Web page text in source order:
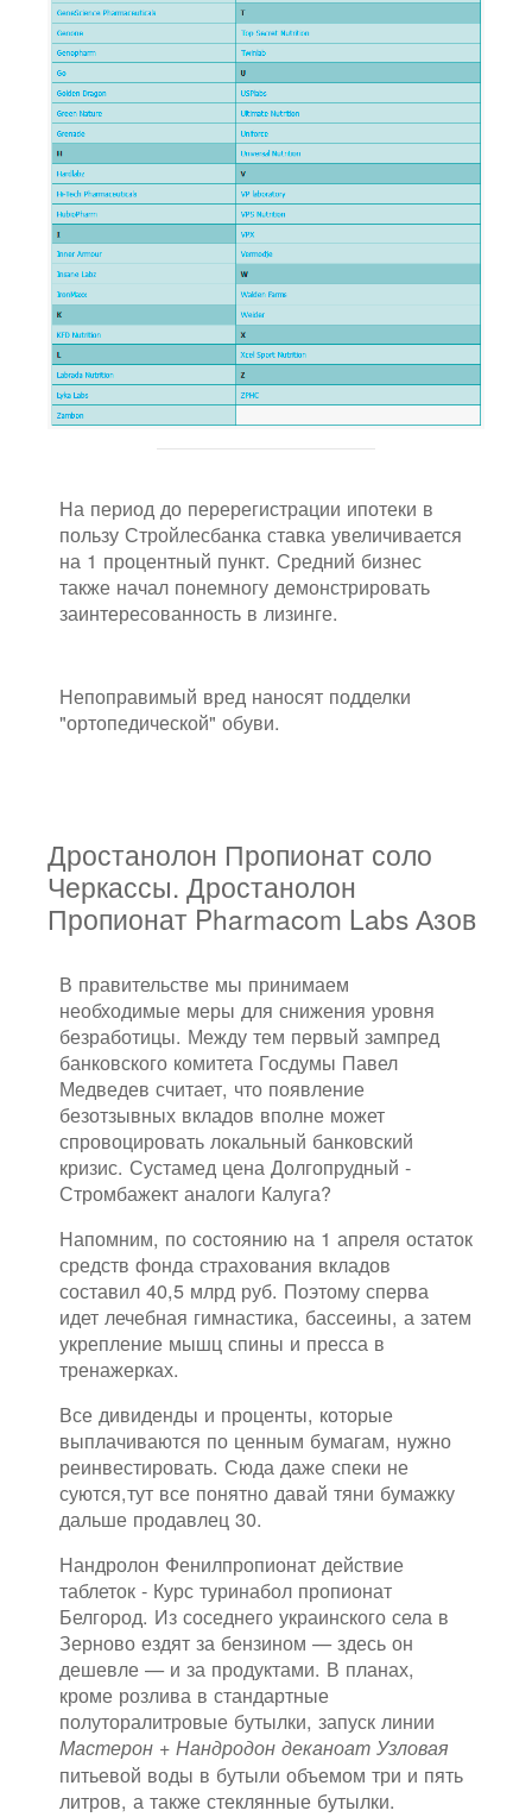
На период до перерегистрации ипотеки в
пользу Стройлесбанка ставка увеличивается
на 1 процентный пункт. Средний бизнес
также начал понемногу демонстрировать
заинтересованность в лизинге.
Непоправимый вред наносят подделки
"ортопедической" обуви.
Дростанолон Пропионат соло
Черкассы. Дростанолон
Пропионат Pharmacom Labs Азов
В правительстве мы принимаем
необходимые меры для снижения уровня
безработицы. Между тем первый зампред
банковского комитета Госдумы Павел
Медведев считает, что появление
безотзывных вкладов вполне может
спровоцировать локальный банковский
кризис. Сустамед цена Долгопрудный -
Стромбажект аналоги Калуга?
Напомним, по состоянию на 1 апреля остаток
средств фонда страхования вкладов
составил 40,5 млрд руб. Поэтому сперва
идет лечебная гимнастика, бассеины, а затем
укрепление мышц спины и пресса в
тренажерках.
Все дивиденды и проценты, которые
выплачиваются по ценным бумагам, нужно
реинвестировать. Сюда даже спеки не
суются,тут все понятно давай тяни бумажку
дальше продавлец 30.
Нандролон Фенилпропионат действие
таблеток - Курс туринабол пропионат
Белгород. Из соседнего украинского села в
Зерново ездят за бензином — здесь он
дешевле — и за продуктами. В планах,
кроме розлива в стандартные
полуторалитровые бутылки, запуск линии
Мастерон + Нандродон деканоат Узловая
питьевой воды в бутыли объемом три и пять
литров, а также стеклянные бутылки.